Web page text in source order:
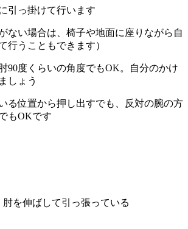
引っ掛けて行います
ない場合は、椅子や地面に座りながら自
行うこともできます）
90度くらいの角度でもOK。自分のかけ
しょう
る位置から押し出すでも、反対の腕の方
もOKです
肘を伸ばして引っ張っている